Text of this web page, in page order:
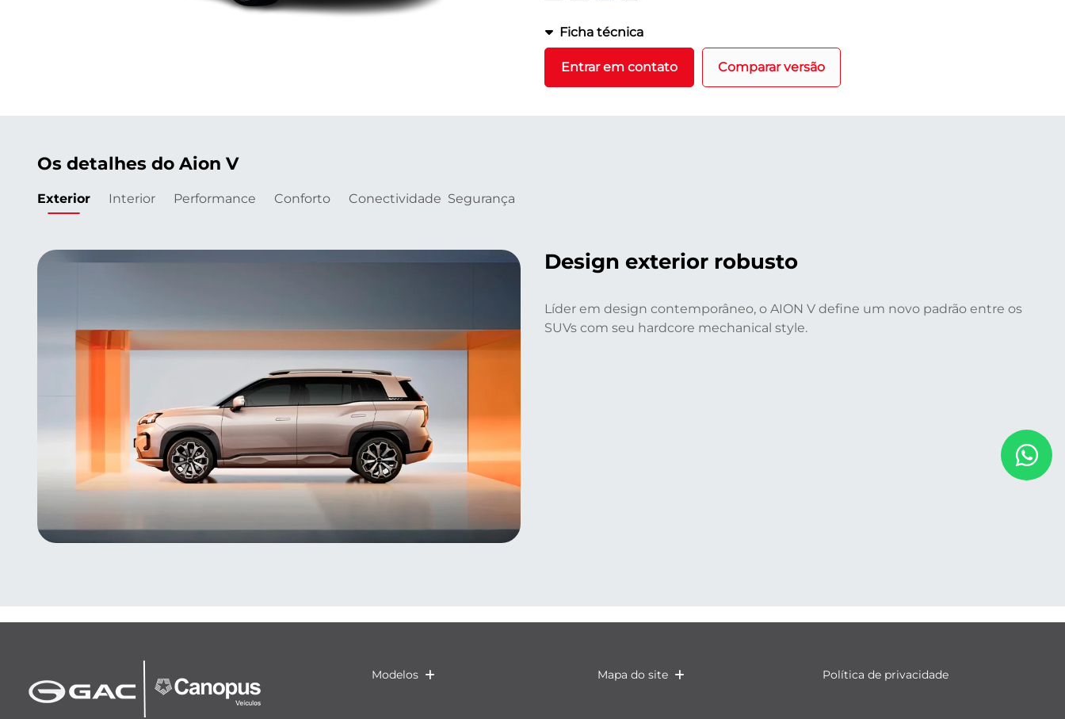
Ficha técnica
Entrar em contato Comparar versão
Os detalhes do Aion V
Exterior Interior Performance Conforto Conectividade Segurança
Design exterior robusto
Líder em design contemporâneo, o AION V define um novo padrão entre os
SUVs com seu hardcore mechanical style.
Modelos Mapa do site Política de privacidade